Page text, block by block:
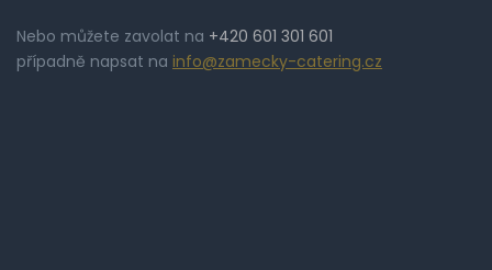
Nebo můžete zavolat na +420 601 301 601
případně napsat na info@zamecky-catering.cz